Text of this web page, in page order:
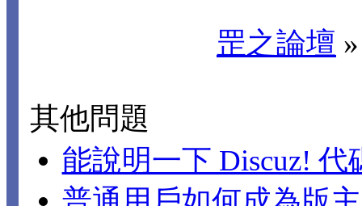
罡之論壇
其他問題
能說明一下 Discuz! 代